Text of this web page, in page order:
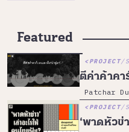
Featured
PROJECT/
ตีค่าค้าคา
Patchar
PROJECT/
‘พาดหัวข่